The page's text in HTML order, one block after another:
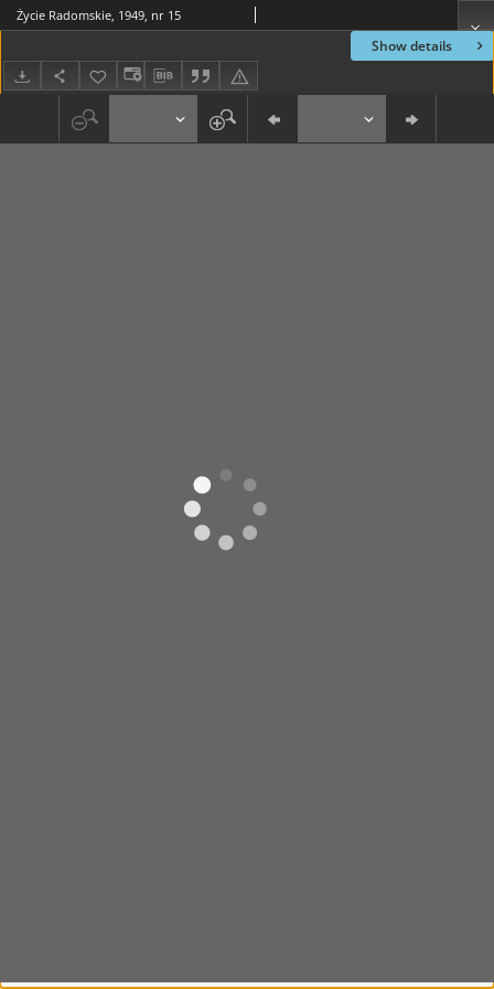
Show details
Życie Radomskie, 1949, nr 15